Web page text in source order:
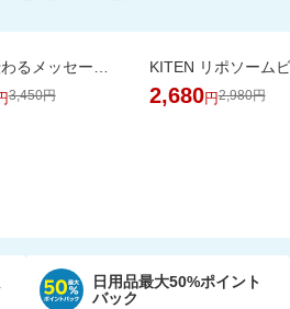
3,450円 2,680円2,980円
日用品最大50%ポイント
バック